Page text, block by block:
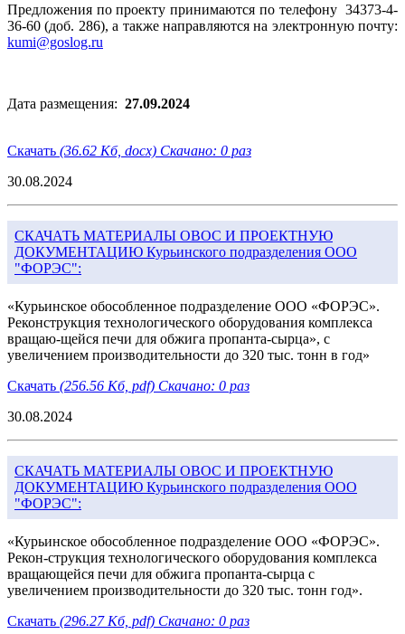
Предложения по проекту принимаются по телефону 34373-4-
36-60 (доб. 286), а также направляются на электронную почту:
kumi@goslog.ru
Дата размещения: 27.09.2024
Скачать (36.62 Кб, docx) Скачано: 0 раз
30.08.2024
СКАЧАТЬ МАТЕРИАЛЫ ОВОС И ПРОЕКТНУЮ
ДОКУМЕНТАЦИЮ Курьинского подразделения ООО
"ФОРЭС":
«Курьинское обособленное подразделение ООО «ФОРЭС».
Реконструкция технологического оборудования комплекса
вращаю-щейся печи для обжига пропанта-сырца», с
увеличением производительности до 320 тыс. тонн в год»
Скачать (256.56 Кб, pdf) Скачано: 0 раз
30.08.2024
СКАЧАТЬ МАТЕРИАЛЫ ОВОС И ПРОЕКТНУЮ
ДОКУМЕНТАЦИЮ Курьинского подразделения ООО
"ФОРЭС":
«Курьинское обособленное подразделение ООО «ФОРЭС».
Рекон-струкция технологического оборудования комплекса
вращающейся печи для обжига пропанта-сырца с
увеличением производительности до 320 тыс. тонн год».
Скачать (296.27 Кб, pdf) Скачано: 0 раз